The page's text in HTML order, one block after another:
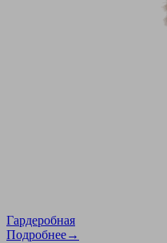
Гардеробная
Подробнее→